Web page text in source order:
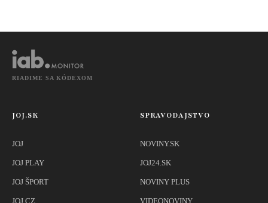
RIADIME SA KÓDEXOM
JOJ.SK
JOJ
JOJ PLAY
JOJ ŠPORT
JOJ CZ
SPRAVODAJSTVO
NOVINY.SK
JOJ24.SK
NOVINY PLUS
VIDEONOVINY